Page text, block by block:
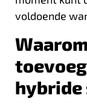
voldoende
hybride